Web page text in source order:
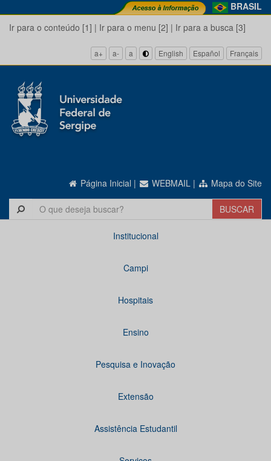
BRASIL
Ir para o conteúdo [1] | Ir para o menu [2] | Ir para a busca [3]
a+ a- a English Español Français
Página Inicial | WEBMAIL | Mapa do Site
Institucional
Campi
Hospitais
Ensino
Pesquisa e Inovação
Extensão
Assistência Estudantil